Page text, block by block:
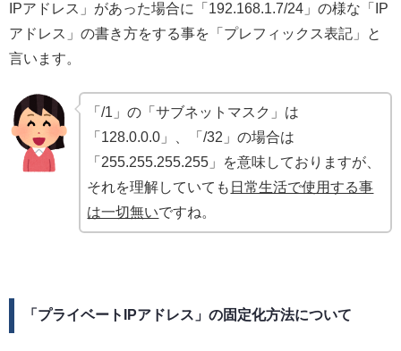
IPアドレス」があった場合に「192.168.1.7/24」の様な「IP
アドレス」の書き方をする事を「プレフィックス表記」と
言います。
「/1」の「サブネットマスク」は
「128.0.0.0」、「/32」の場合は
「255.255.255.255」を意味しておりますが、
それを理解していても 日常生活で使用する事
は一切無いですね。
「プライベートIPアドレス」の固定化方法について